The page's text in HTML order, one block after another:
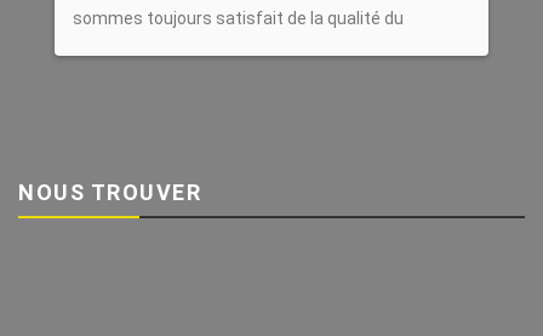
fermés,une très belle expérience
NOUS TROUVER